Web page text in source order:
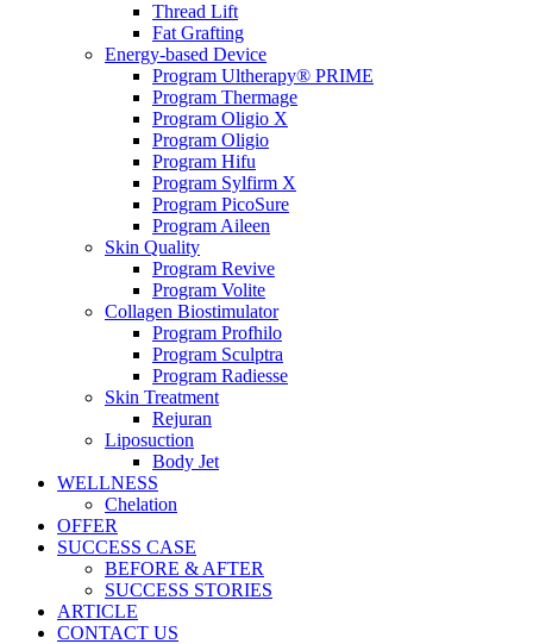
Thread Lift
Fat Grafting
Energy-based Device
Program Ultherapy® PRIME
Program Thermage
Program Oligio X
Program Oligio
Program Hifu
Program Sylfirm X
Program PicoSure
Program Aileen
Skin Quality
Program Revive
Program Volite
Collagen Biostimulator
Program Profhilo
Program Sculptra
Program Radiesse
Skin Treatment
Rejuran
Liposuction
Body Jet
WELLNESS
Chelation
OFFER
SUCCESS CASE
BEFORE & AFTER
SUCCESS STORIES
ARTICLE
CONTACT US